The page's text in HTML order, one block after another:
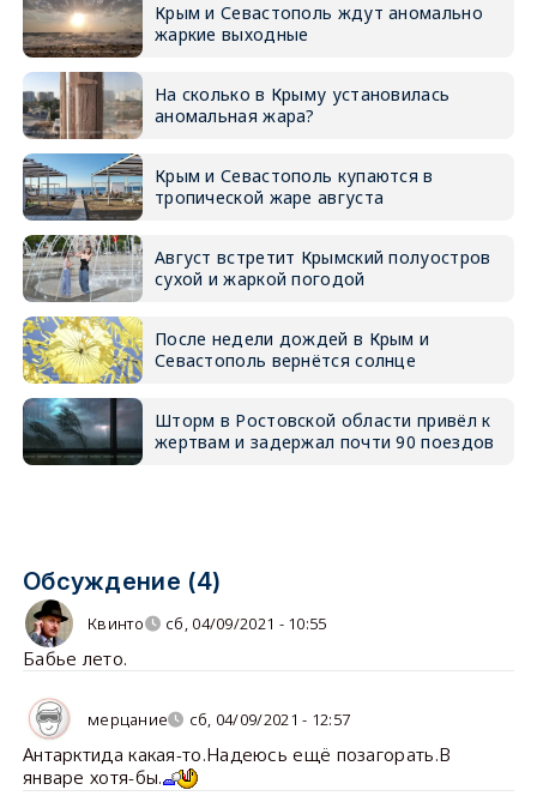
Крым и Севастополь ждут аномально
жаркие выходные
На сколько в Крыму установилась
аномальная жара?
Крым и Севастополь купаются в
тропической жаре августа
Август встретит Крымский полуостров
сухой и жаркой погодой
После недели дождей в Крым и
Севастополь вернётся солнце
Шторм в Ростовской области привёл к
жертвам и задержал почти 90 поездов
Обсуждение (4)
Квинто сб, 04/09/2021 - 10:55
Бабье лето.
мерцание сб, 04/09/2021 - 12:57
Антарктида какая-то.Надеюсь ещё позагорать.В
январе хотя-бы.